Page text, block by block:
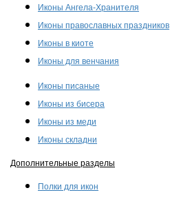
Иконы Ангела-Хранителя
Иконы православных праздников
Иконы в киоте
Иконы для венчания
Иконы писаные
Иконы из бисера
Иконы из меди
Иконы складни
Дополнительные разделы
Полки для икон